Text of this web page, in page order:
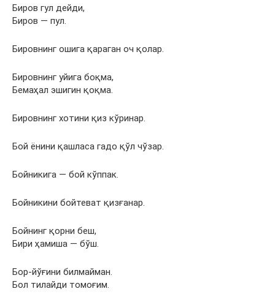
Биров гул дейди,
Биров — пул.
Бировнинг ошига қараган оч қолар.
Бировнинг уйига боқма,
Бемаҳал эшигин қоқма.
Бировнинг хотини қиз кўринар.
Бой ёнини қашласа гадо қўл чўзар.
Бойникига — бой кўппак.
Бойникини бойтеват қизғанар.
Бойнинг қорни беш,
Бири ҳамиша — бўш.
Бор-йўғини билмайман.
Бол тилайди томоғим.